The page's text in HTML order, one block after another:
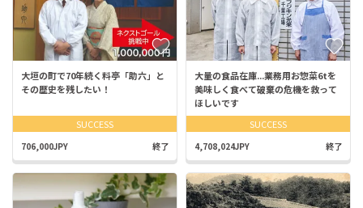
大垣の町で70年続く料亭「助六」と
その歴史を残したい！
SUCCESS
706,000JPY 終了
大量の食品在庫...業務用お惣菜6tを
美味しく食べて破棄の危機を救って
ほしいです
SUCCESS
4,708,024JPY 終了